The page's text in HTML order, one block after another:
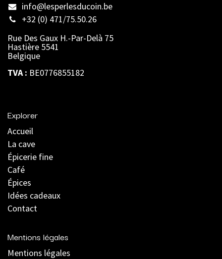
info@lesperlesducoin.be​
+32 (0) 471/75.50.26
Rue Des Gaux H.-Par-Delà 75
Hastière 5541
Belgique
TVA : BE0776855182
Explorer
Accueil
La cave
Épicerie fine
Café
Épices
Idées cadeaux
Contact
Mentions légales
Mentions légales